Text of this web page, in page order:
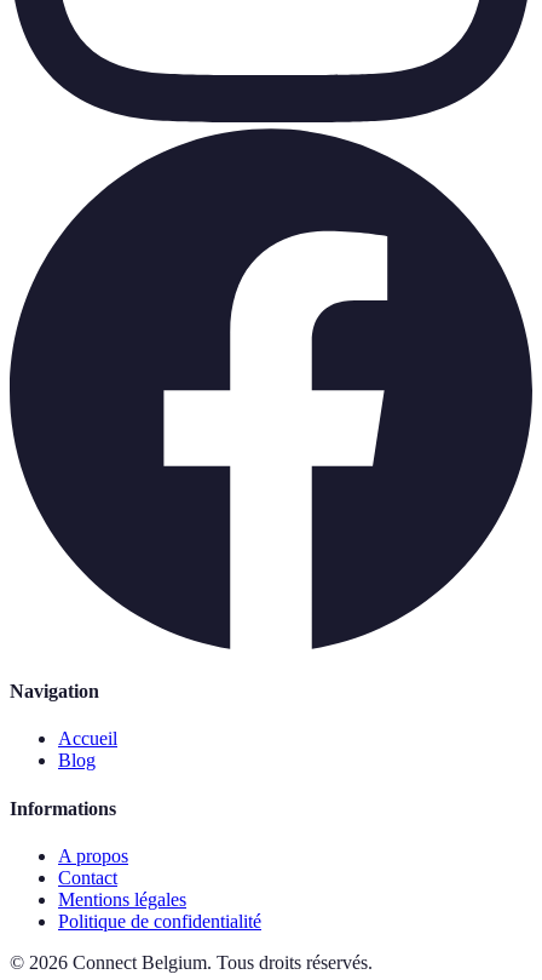
Navigation
Accueil
Blog
Informations
A propos
Contact
Mentions légales
Politique de confidentialité
© 2026 Connect Belgium. Tous droits réservés.